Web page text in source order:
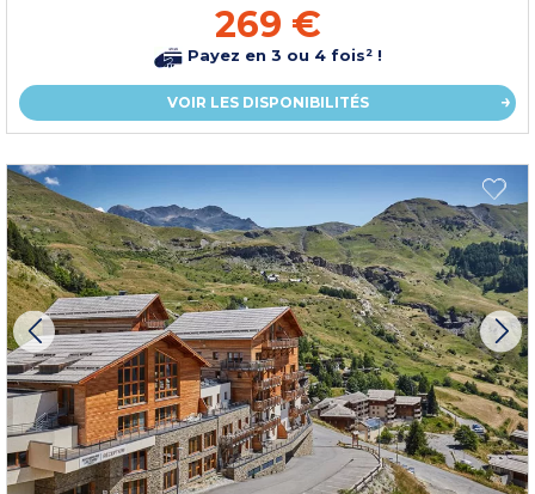
269 €
Payez en 3 ou 4 fois² !
VOIR LES DISPONIBILITÉS